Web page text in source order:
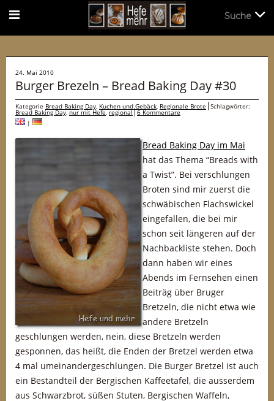
24. Mai 2010
Burger Brezeln – Bread Baking Day #30
Kategorie Bread Baking Day, Kuchen und Gebäck, Regionale Brote Schlagwörter:
Bread Baking Day,nur mit Hefe,regional 6 Kommentare
|
Bread Baking Day im Mai
hat das Thema “Breads with
a Twist”. Bei verschlungen
Broten sind mir zuerst die
schwäbischen Flachswickel
eingefallen, die bei mir
schon seit längeren auf der
Nachbackliste stehen. Doch
dann haben wir eines
Abends im Fernsehen einen
Beiträg über Bruger
Bretzeln, die nicht etwa wie
andere Bretzeln
geschlungen werden, nein, diese Bretzeln werden
gesponnen, das heißt, die Enden der Bretzel werden etwa
4 mal umeinandergeschlungen. Die Burger Bretzel ist auch
ein Bestandteil der Bergischen Kaffeetafel, die ausserdem
aus Schwarzbrot, süßen Stuten, Bergischen Waffeln,
Suche
Suche